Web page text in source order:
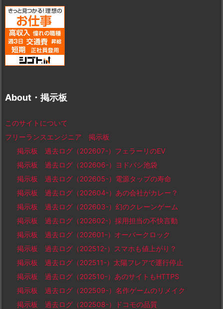
About・掲示板
このサイトについて
フリーランスエンジニア 掲示板
掲示板 過去ログ（202607-）フェラーリのEV
掲示板 過去ログ（202606-）ヨドバシ池袋
掲示板 過去ログ（202605-）電源タップの寿命
掲示板 過去ログ（202604-）あの会社がカレー？
掲示板 過去ログ（202603-）幻のクレーンゲーム
掲示板 過去ログ（202602-）採用担当の不快言動
掲示板 過去ログ（202601-）オーバークロック
掲示板 過去ログ（202512-）スマホも値上がり？
掲示板 過去ログ（202511-）太陽フレアで運行停止
掲示板 過去ログ（202510-）あのサイトもHTTPS
掲示板 過去ログ（202509-）名作ゲームのリメイク
掲示板 過去ログ（202508-）ドコモの品質